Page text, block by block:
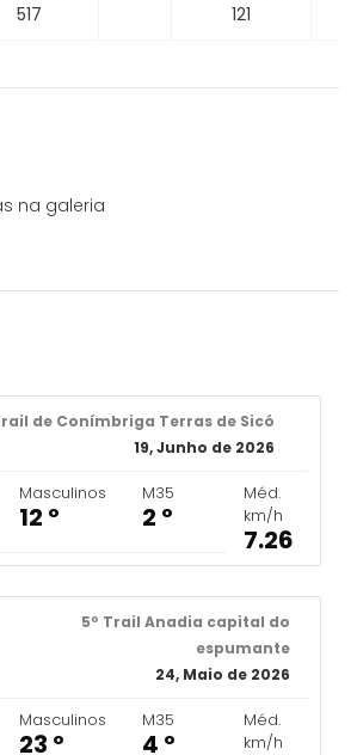
517
121
na galeria
de Conímbriga Terras de Sicó
19, Junho de 2026
Masculinos
12 º
M35
2 º
Méd.
km/h
7.26
5º Trail Anadia capital do
espumante
24, Maio de 2026
Masculinos
23 º
M35
4 º
Méd.
km/h